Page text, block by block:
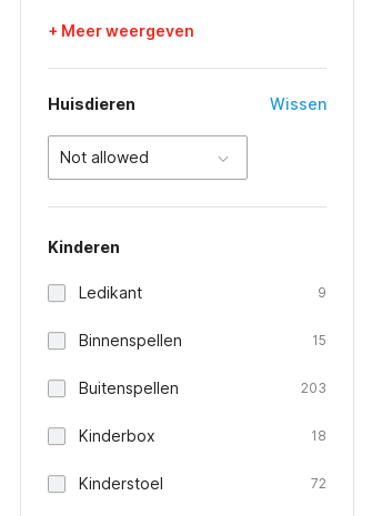
+ Meer weergeven
Huisdieren Wissen
Not allowed
Kinderen
Ledikant 9
Binnenspellen 15
Buitenspellen 203
Kinderbox 18
Kinderstoel 72